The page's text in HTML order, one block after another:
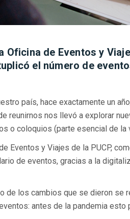
de Eventos y
el número de
país, hace exactamente un
reunirnos nos llevó a explorar
o coloquios (parte esencial de la
Eventos y Viajes de la PUCP,
de eventos, gracias a la
de los cambios que se dieron
antes de la pandemia